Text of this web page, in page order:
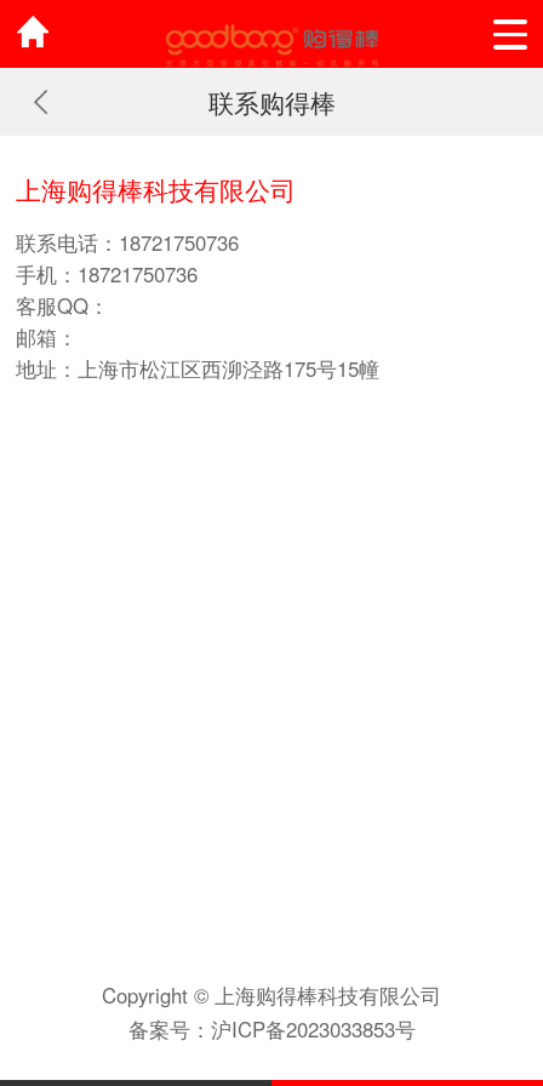
联系购得棒
上海购得棒科技有限公司
联系电话：18721750736
手机：18721750736
客服QQ：
邮箱：
地址：上海市松江区西泖泾路175号15幢
Copyright © 上海购得棒科技有限公司
备案号： 沪ICP备2023033853号